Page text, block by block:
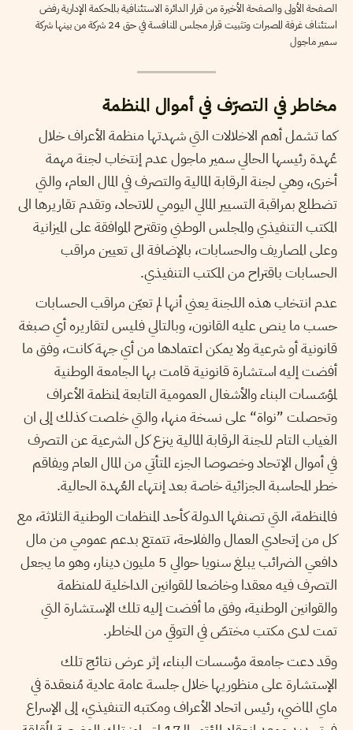
الصفحة الأولى والصفحة الأخيرة من قرار الدائرة الاستئنافية بالمحكمة الإدارية رفض
استئناف غرفة المصبرات وتثبيت قرار مجلس المنافسة في حق 24 شركة من بينها شركة
سمير ماجول
مخاطر في التصرّف في أموال المنظمة
كما تشمل أهم الاخلالات التي شهدتها منظمة الأعراف خلال
عُهدة رئيسها الحالي سمير ماجول عدم إنتخاب لجنة مهمة
أخرى، وهي لجنة الرقابة المالية والتصرف في المال العام، والتي
تضطلع بمراقبة التسيير المالي اليومي للاتحاد، وتقدم تقاريرها الى
المكتب التنفيذي والمجلس الوطني وتقترح الموافقة على الميزانية
وعلى المصاريف والحسابات، بالإضافة الى تعيين مراقب
الحسابات باقتراح من المكتب التنفيذي.
عدم انتخاب هذه اللجنة يعني أنها لم تعيّن مراقب الحسابات
حسب ما ينص عليه القانون، وبالتالي فليس لتقاريره أي صبغة
قانونية أو شرعية ولا يمكن اعتمادها من أي جهة كانت، وفق ما
أفضت إليه استشارة قانونية قامت بها الجامعة الوطنية
لمؤسّسات البناء والأشغال العمومية التابعة لمنظمة الأعراف
وتحصلت ”نواة“ على نسخة منها، والتي خلصت كذلك إلى ان
الغياب التام للجنة الرقابة المالية ينزع كل الشرعية عن التصرف
في أموال الإتحاد وخصوصا الجزء المتأتي من المال العام ويفاقم
خطر المحاسبة الجزائية خاصة بعد إنتهاء العُهدة الحالية.
فالمنظمة، التي تصنفها الدولة كأحد المنظمات الوطنية الثلاثة، مع
كل من إتحادي العمال والفلاحة، تتمتع بدعم عمومي من مال
دافعي الضرائب يبلغ سنويا حوالي 5 مليون دينار، وهو ما يجعل
التصرف فيه معقدا وخاضعا للقوانين الداخلية للمنظمة
والقوانين الوطنية، وفق ما أفضت إليه تلك الإستشارة التي
تمت لدى مكتب مختصّ في التوقي من المخاطر.
وقد دعت جامعة مؤسسات البناء، إثر عرض نتائج تلك
الإستشارة على منظوريها خلال جلسة عامة عادية مُنعقدة في
ماي الماضي، رئيس اتحاد الأعراف ومكتبه التنفيذي، إلى الإسراع